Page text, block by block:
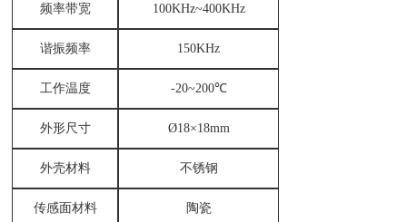
频率带宽 100KHz~400KHz
谐振频率 150KHz
工作温度 -20~200℃
外形尺寸 Ø18×18mm
外壳材料 不锈钢
传感面材料 陶瓷